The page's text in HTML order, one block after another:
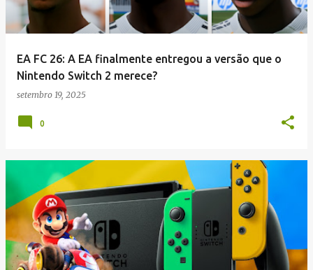
EA FC 26: A EA finalmente entregou a versão que o
Nintendo Switch 2 merece?
setembro 19, 2025
0